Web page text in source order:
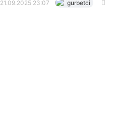
21.09.2025 23:07 gurbetci